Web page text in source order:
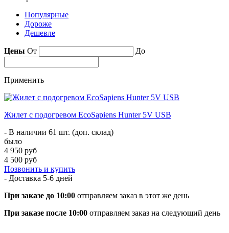
Популярные
Дороже
Дешевле
Цены От До
Применить
Жилет с подогревом EcoSapiens Hunter 5V USB
- В наличии 61 шт. (доп. склад)
было
4 950 руб
4 500 руб
Позвонить и купить
- Доставка 5-6 дней
При заказе до 10:00 отправляем заказ в этот же день
При заказе после 10:00 отправляем заказ на следующий день